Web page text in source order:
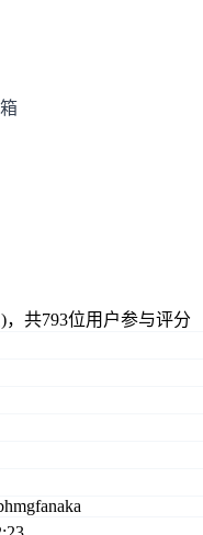
，共793位用户参与评分